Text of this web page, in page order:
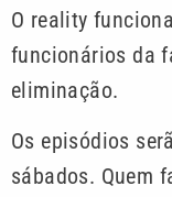
O reality
funcionários da
eliminação.
Os episódios
sábados. Quem